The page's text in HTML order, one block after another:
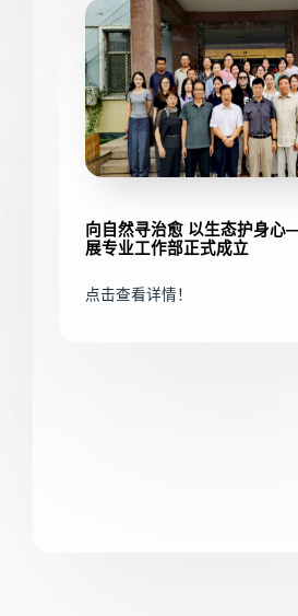
向自然寻治愈 以生态护身
展专业工作部正式成立
点击查看详情！